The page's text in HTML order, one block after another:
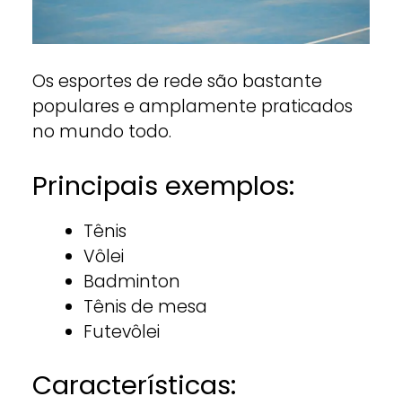
Os esportes de rede são bastante
populares e amplamente praticados
no mundo todo.
Principais exemplos:
Tênis
Vôlei
Badminton
Tênis de mesa
Futevôlei
Características: